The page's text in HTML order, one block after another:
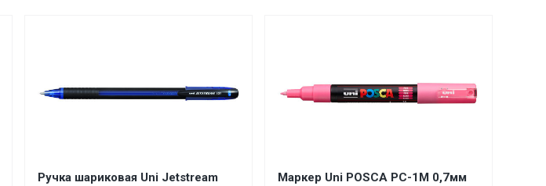
Ручка шариковая Uni Jetstream
Маркер Uni POSCA PC-1M 0,7мм